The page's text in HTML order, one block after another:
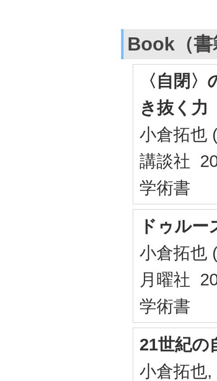
Book（書
〈自閉
き抜く力
小倉拓也
講談社
学術書
ドゥルー
小倉拓也
月曜社
学術書
21世紀の
小倉拓也